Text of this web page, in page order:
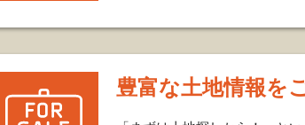
豊富な土地情報を